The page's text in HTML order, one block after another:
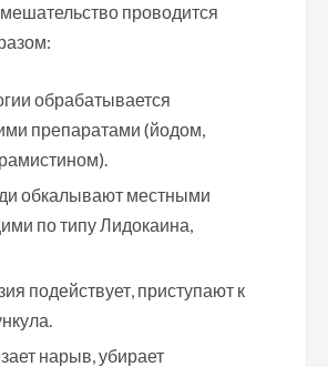
проводится
обрабатывается
препаратами (йодом,
обкалывают местными
по типу Лидокаина,
подействует, приступают к
нарыв, убирает